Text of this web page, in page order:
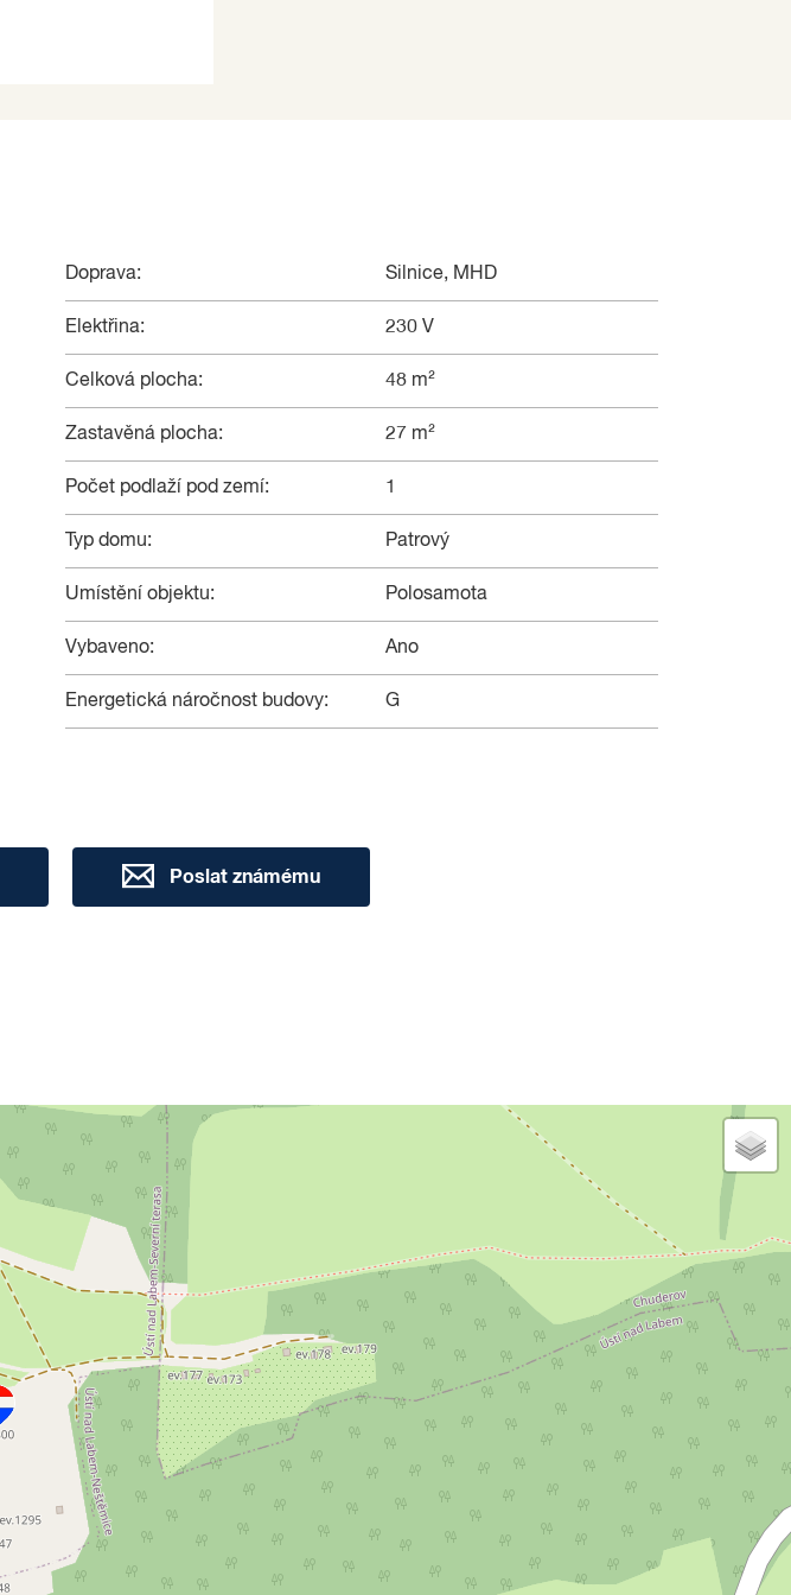
Doprava: Silnice, MHD
Elektřina: 230 V
Celková plocha: 48 m²
Zastavěná plocha: 27 m²
Počet podlaží pod zemí: 1
Typ domu: Patrový
Umístění objektu: Polosamota
Vybaveno: Ano
Energetická náročnost budovy: G
Poslat známému